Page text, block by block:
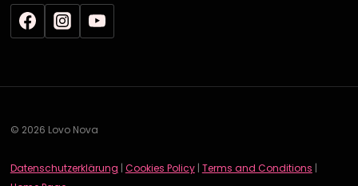
© 2026 Lovo Nova
Datenschutzerklärung | Cookies Policy| Terms and Conditions |